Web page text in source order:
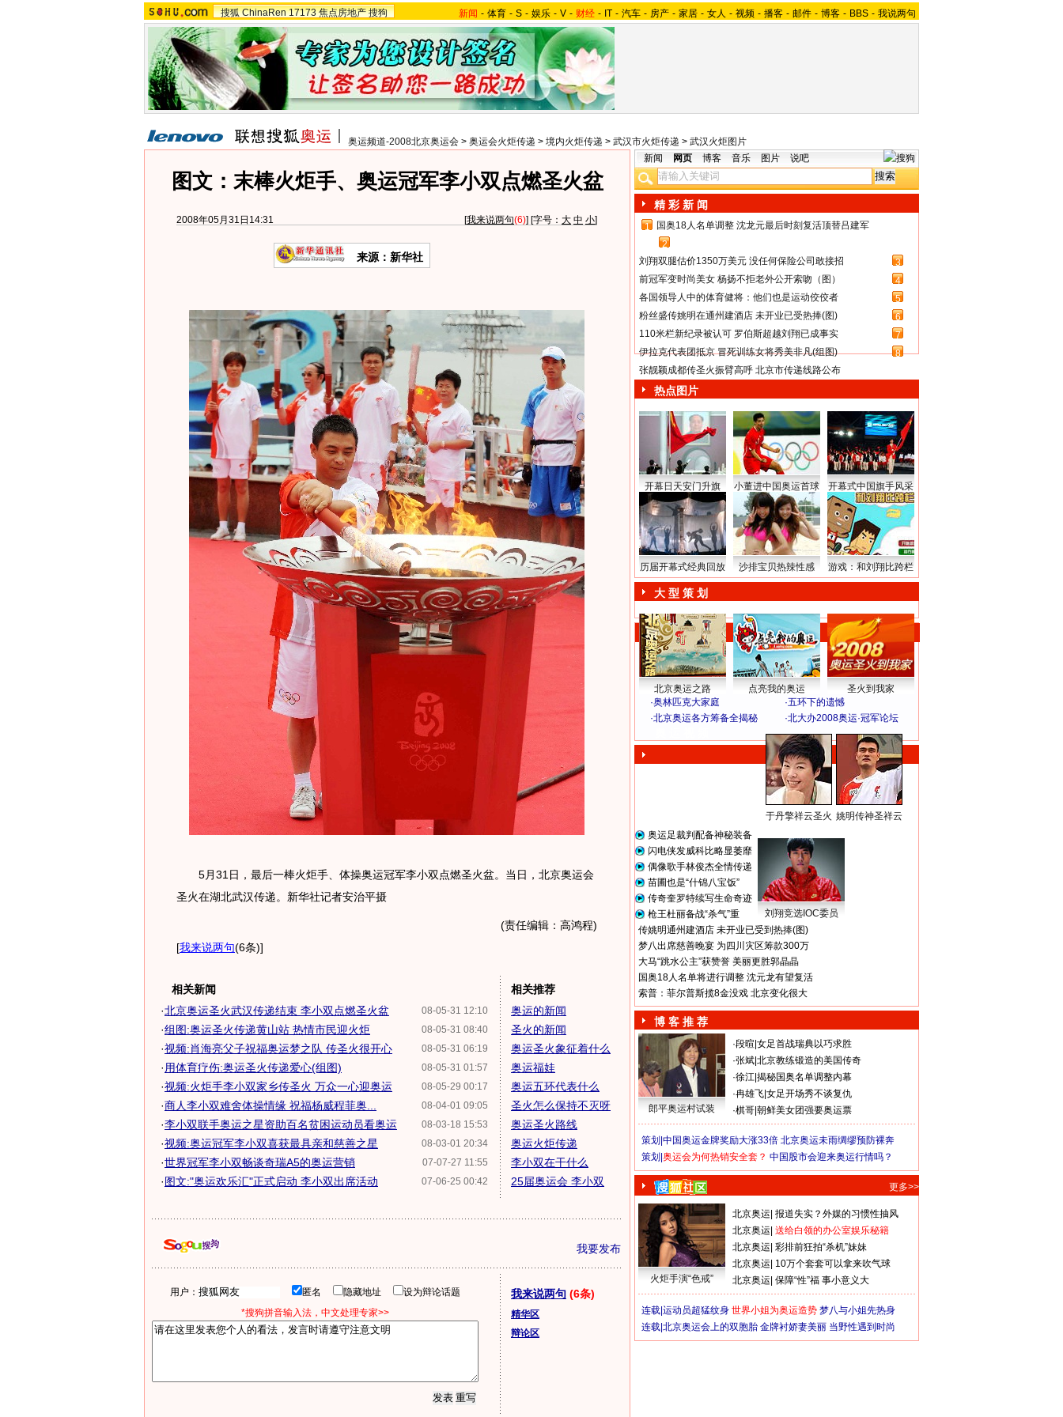
搜狐 ChinaRen 17173 焦点房地产 搜狗 新闻 - 体育 - S - 娱乐 - V - 财经 - IT - 汽车 - 房产 - 家居 - 女人 - 视频 - 播客 - 邮件 - 博客 - BBS - 我说两句
奥运频道-2008北京奥运会 > 奥运会火炬传递 > 境内火炬传递 > 武汉市火炬传递 > 武汉火炬图片
图文：末棒火炬手、奥运冠军李小双点燃圣火盆
2008年05月31日14:31 [我来说两句(6)] [字号： 大 中 小]
来源：新华社
5月31日，最后一棒火炬手、体操奥运冠军李小双点燃圣火盆。当日，北京奥运会
圣火在湖北武汉传递。新华社记者安治平摄
(责任编辑：高鸿程)
[我来说两句(6条)]
相关新闻
08-05-31 12:10
·北京奥运圣火武汉传递结束 李小双点燃圣火盆
08-05-31 08:40
·组图:奥运圣火传递黄山站 热情市民迎火炬
08-05-31 06:19
·视频:肖海亮父子祝福奥运梦之队 传圣火很开心
08-05-31 01:57
· 用体育疗伤:奥运圣火传递爱心(组图)
08-05-29 00:17
·视频:火炬手李小双家乡传圣火 万众一心迎奥运
08-04-01 09:05
·商人李小双难舍体操情缘 祝福杨威程菲奥...
08-03-18 15:53
·李小双联手奥运之星资助百名贫困运动员看奥运
08-03-01 20:34
·视频:奥运冠军李小双喜获最具亲和慈善之星
07-07-27 11:55
·世界冠军李小双畅谈奇瑞A5的奥运营销
07-06-25 00:42
·图文:"奥运欢乐汇"正式启动 李小双出席活动
相关推荐
奥运的新闻
圣火的新闻
奥运圣火象征着什么
奥运福娃
奥运五环代表什么
圣火怎么保持不灭呀
奥运圣火路线
奥运火炬传递
李小双在干什么
25届奥运会 李小双
我要发布
用户： 匿名 隐藏地址
设为辩论话题
*搜狗拼音输入法，中文处理专家>>
我来说两句 (6条)
精华区
辩论区
新闻 网页 博客 音乐 图片 说吧
精 彩 新 闻
1
国奥18人名单调整 沈龙元最后时刻复活顶替吕建军
2
刘翔双腿估价1350万美元 没任何保险公司敢接招
3
前冠军变时尚美女 杨扬不拒老外公开索吻（图）
4
各国领导人中的体育健将：他们也是运动佼佼者
5
粉丝盛传姚明在通州建酒店 未开业已受热捧(图)
6
110米栏新纪录被认可 罗伯斯超越刘翔已成事实
7
伊拉克代表团抵京 冒死训练女将秀美非凡(组图)
8
张靓颖成都传圣火振臂高呼 北京市传递线路公布
热点图片
开幕日天安门升旗 小董进中国奥运首球 开幕式中国旗手风采
历届开幕式经典回放 沙排宝贝热辣性感 游戏：和刘翔比跨栏
大 型 策 划
北京奥运之路 点亮我的奥运
圣火到我家
·奥林匹克大家庭 ·五环下的遗憾
·北京奥运各方筹备全揭秘 ·北大办2008奥运·冠军论坛
于丹擎祥云圣火 姚明传神圣祥云
奥运足裁判配备神秘装备
闪电侠发威科比略显萎靡
偶像歌手林俊杰全情传递
苗圃也是“什锦八宝饭”
传奇奎罗特续写生命奇迹
枪王杜丽备战“杀气”重
刘翔竞选IOC委员
传姚明通州建酒店 未开业已受到热捧(图)
梦八出席慈善晚宴 为四川灾区筹款300万
大马“跳水公主”获赞誉 美丽更胜郭晶晶
国奥18人名单将进行调整 沈元龙有望复活
索普：菲尔普斯揽8金没戏 北京变化很大
博 客 推 荐
郎平奥运村试装
·段暄 女足首战瑞典以巧求胜
·张斌 北京教练锻造的美国传奇
·徐江 揭秘国奥名单调整内幕
·冉雄飞 女足开场秀不谈复仇
·棋哥 朝鲜美女团强要奥运票
策划| 中国奥运金牌奖励大涨33倍 北京奥运未雨绸缪预防裸奔
策划| 奥运会为何热销安全套？ 中国股市会迎来奥运行情吗？
更多>>
火炬手演“色戒”
北京奥运 报道失实？外媒的习惯性抽风
北京奥运 送给白领的办公室娱乐秘籍
北京奥运 彩排前狂拍“杀机”妹妹
北京奥运 10万个套套可以拿来吹气球
北京奥运 保障“性”福 事小意义大
连载| 运动员超猛纹身 世界小姐为奥运造势 梦八与小姐先热身
连载| 北京奥运会上的双胞胎 金牌衬娇妻美丽 当野性遇到时尚